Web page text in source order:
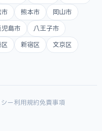
市 熊本市 岡山市
児島市 八王子市
区 新宿区 文京区
ー 利用規約免責事項